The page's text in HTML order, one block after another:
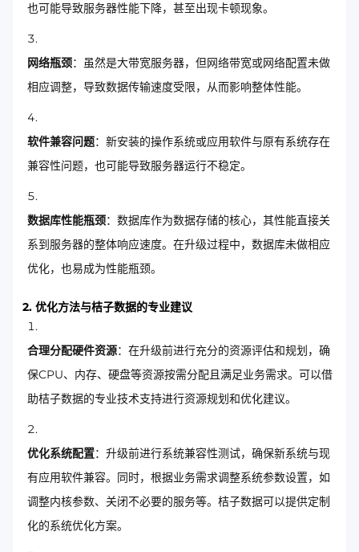
也可能导致服务器性能下降，甚至出现卡顿现象。
网络瓶颈：虽然是大带宽服务器，但网络带宽或网络配置未做
相应调整，导致数据传输速度受限，从而影响整体性能。
软件兼容问题：新安装的操作系统或应用软件与原有系统存在
兼容性问题，也可能导致服务器运行不稳定。
数据库性能瓶颈：数据库作为数据存储的核心，其性能直接关
系到服务器的整体响应速度。在升级过程中，数据库未做相应
优化，也易成为性能瓶颈。
2. 优化方法与桔子数据的专业建议
合理分配硬件资源：在升级前进行充分的资源评估和规划，确
保CPU、内存、硬盘等资源按需分配且满足业务需求。可以借
助桔子数据的专业技术支持进行资源规划和优化建议。
优化系统配置：升级前进行系统兼容性测试，确保新系统与现
有应用软件兼容。同时，根据业务需求调整系统参数设置，如
调整内核参数、关闭不必要的服务等。桔子数据可以提供定制
化的系统优化方案。